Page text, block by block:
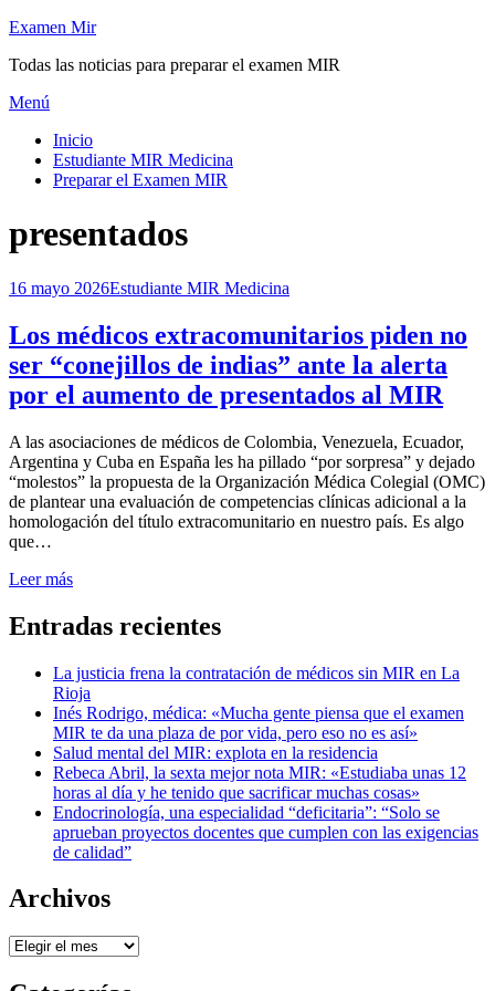
Saltar
contenido
Examen Mir
Todas las noticias para preparar el examen MIR
Menú
Inicio
Estudiante MIR Medicina
Preparar el Examen MIR
Etiqueta
:
presentados
Publicada
16 mayo 2026Estudiante MIR Medicina
Los médicos extracomunitarios piden no
ser “conejillos de indias” ante la alerta
por el aumento de presentados al MIR
porExamen MIR
A las asociaciones de médicos de Colombia, Venezuela, Ecuador,
Argentina y Cuba en España les ha pillado “por sorpresa” y dejado
“molestos” la propuesta de la Organización Médica Colegial (OMC)
de plantear una evaluación de competencias clínicas adicional a la
homologación del título extracomunitario en nuestro país. Es algo
que…
Leer más
Entradas recientes
La justicia frena la contratación de médicos sin MIR en La
Rioja
Inés Rodrigo, médica: «Mucha gente piensa que el examen
MIR te da una plaza de por vida, pero eso no es así»
Salud mental del MIR: explota en la residencia
Rebeca Abril, la sexta mejor nota MIR: «Estudiaba unas 12
horas al día y he tenido que sacrificar muchas cosas»
Endocrinología, una especialidad “deficitaria”: “Solo se
aprueban proyectos docentes que cumplen con las exigencias
de calidad”
Archivos
Archivos